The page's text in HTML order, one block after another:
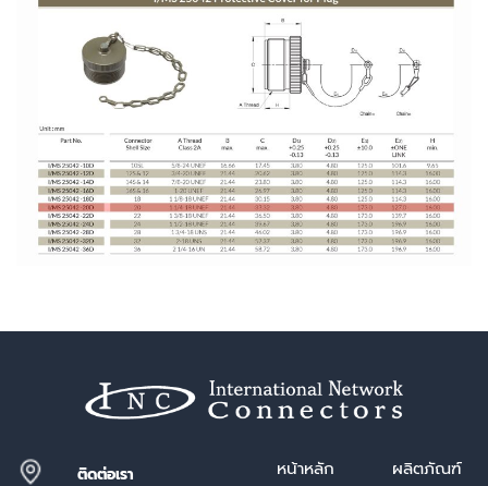
ติดต่อเรา หน้าหลัก ผลิตภัณฑ์